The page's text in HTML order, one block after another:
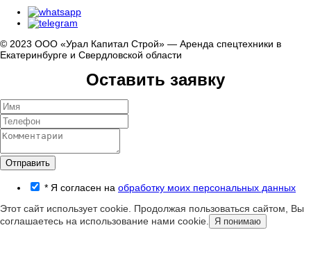
© 2023 ООО «Урал Капитал Строй» — Аренда спецтехники в
Екатеринбурге и Свердловской области
Оставить заявку
Отправить
* Я согласен на обработку моих персональных данных
Этот сайт использует cookie. Продолжая пользоваться сайтом, Вы
соглашаетесь на использование нами cookie. Я понимаю